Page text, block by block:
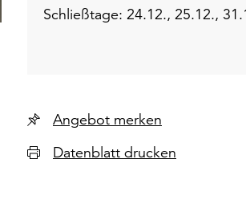
Schließtage: 24.12., 25.12.,
Angebot merken
Datenblatt drucken